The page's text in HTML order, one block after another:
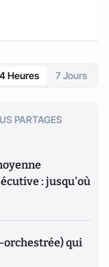
Heures 7 Jours
PARTAGES
: jusqu'où
qui